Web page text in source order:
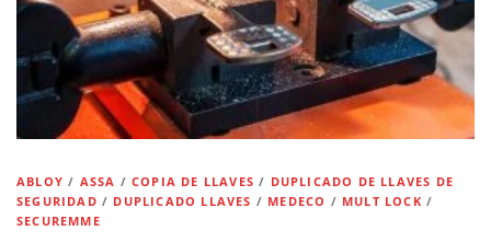
ABLOY / ASSA /COPIA DE LLAVES / DUPLICADO DE LLAVES DE
SEGURIDAD / DUPLICADO LLAVES / MEDECO / MULT LOCK /
SECUREMME